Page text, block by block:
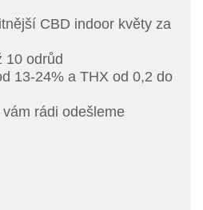
CBD indoor květy za
10 odrůd
13-24% a THX od 0,2 do
rádi odešleme